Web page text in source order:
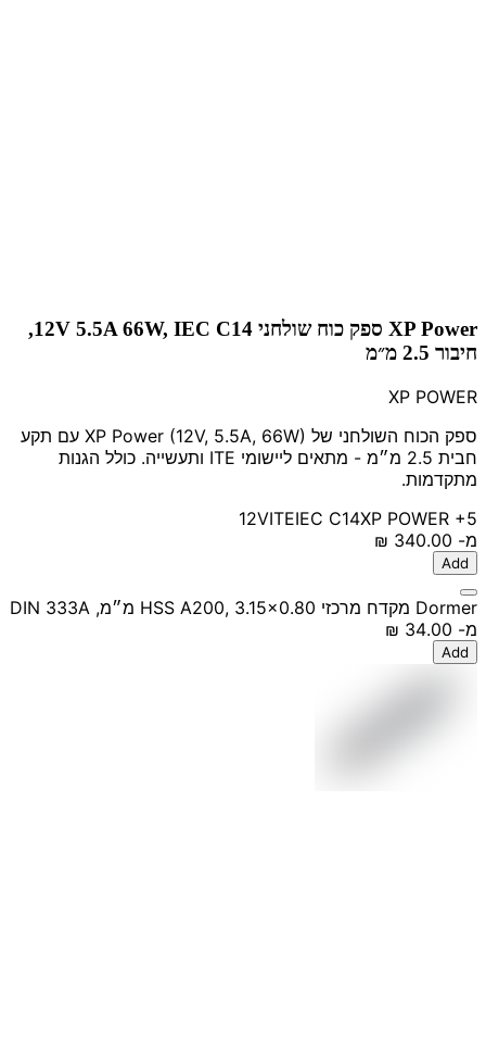
XP Power ספק כוח שולחני 12V 5.5A 66W, IEC C14,
חיבור 2.5 מ״מ
XP POWER
ספק הכוח השולחני של XP Power (12V, 5.5A, 66W) עם תקע
חבית 2.5 מ״מ - מתאים ליישומי ITE ותעשייה. כולל הגנות
מתקדמות.
12VITEIEC C14XP POWER +5
מ-
Add
Dormer מקדח מרכזי HSS A200, 3.15x0.80 מ״מ, DIN 333A
מ-
Add